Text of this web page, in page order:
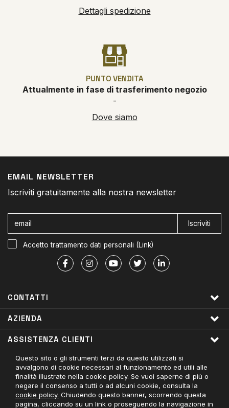
Dettagli spedizione
PUNTO VENDITA
Attualmente in fase di trasferimento negozio
-
Dove siamo
EMAIL NEWSLETTER
Iscriviti gratuitamente alla nostra newsletter
Iscriviti
Accetto trattamento dati personali (Link)
CONTATTI
AZIENDA
ASSISTENZA CLIENTI
LINK UTILI
PAGAMENTI ACCETTATI
CONTATTACI
Questo sito o gli strumenti terzi da questo utilizzati si
avvalgono di cookie necessari al funzionamento ed utili alle
finalità illustrate nella cookie policy. Se vuoi saperne di più o
negare il consenso a tutti o ad alcuni cookie, consulta la
cookie policy. Chiudendo questo banner, scorrendo questa
pagina, cliccando su un link o proseguendo la navigazione in